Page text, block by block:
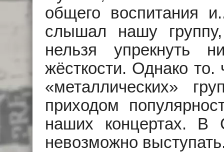
общего воспитания
слышал нашу
нельзя упрекнуть
жёсткости. Однако то.
«металлических»
приходом
наших концертах. В
невозможно